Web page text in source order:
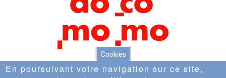
Cookies
En poursuivant votre navigation sur ce site,